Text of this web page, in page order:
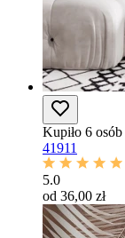
Kupiło 6 osób
41911
5.0
od 36,00 zł